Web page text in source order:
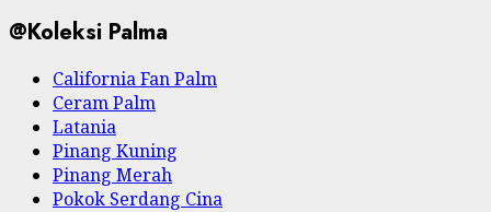
@Koleksi Palma
California Fan Palm
Ceram Palm
Latania
Pinang Kuning
Pinang Merah
Pokok Serdang Cina